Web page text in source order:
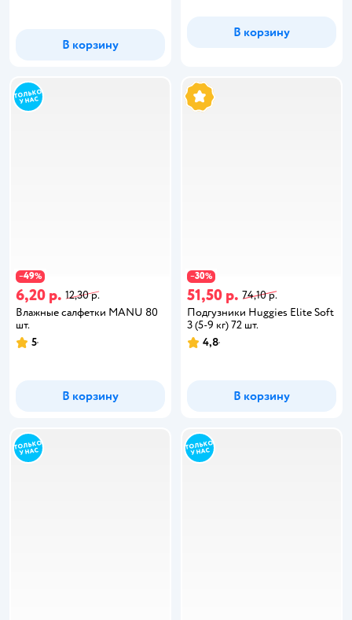
В корзину
В корзину
−49%
6,20 р. 12,30 р.
Влажные салфетки MANU 80
шт.
5
В корзину
−30%
51,50 р. 74,10 р.
Подгузники Huggies Elite Soft
3 (5-9 кг) 72 шт.
4,8
В корзину